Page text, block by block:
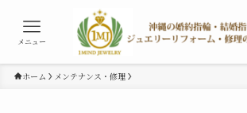
メニュー
ホーム メンテナンス・修理